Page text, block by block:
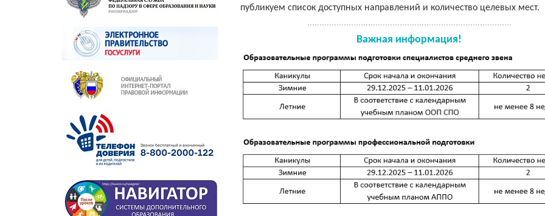
публикуем список доступных направлений и количество целевых мест.
Важная информация!